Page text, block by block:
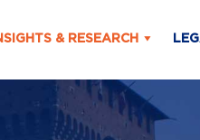
& RESEARCH